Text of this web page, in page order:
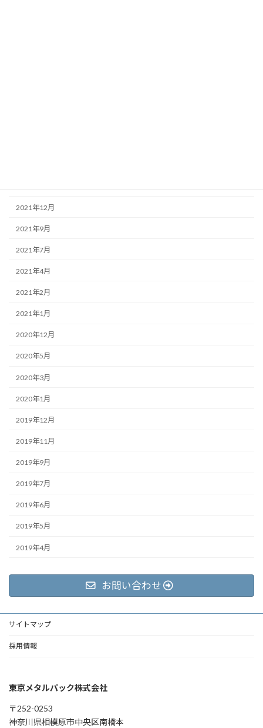
2021年12月
2021年9月
2021年7月
2021年4月
2021年2月
2021年1月
2020年12月
2020年5月
2020年3月
2020年1月
2019年12月
2019年11月
2019年9月
2019年7月
2019年6月
2019年5月
2019年4月
お問い合わせ
サイトマップ
採用情報
東京メタルパック株式会社
〒252-0253
神奈川県相模原市中央区南橋本